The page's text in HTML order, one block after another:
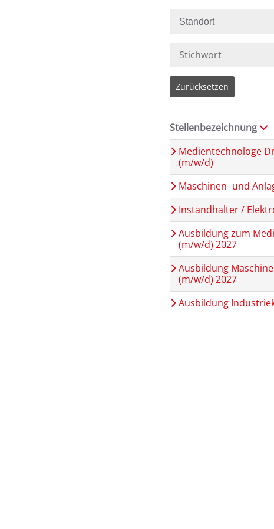
Standort
Zurücksetzen
Stellenbezeichnung
Medientechnologe
(m/w/d)
Maschinen- und
Instandhalter /
Ausbildung zum
(m/w/d) 2027
Ausbildung
(m/w/d) 2027
Ausbildung